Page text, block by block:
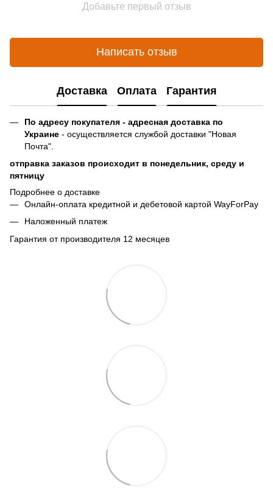
Добавьте первый отзыв
Написать отзыв
Доставка Оплата Гарантия
По адресу покупателя - адресная доставка по
Украине - осуществляется службой доставки "Новая
Почта".
отправка заказов происходит в понедельник, среду и
пятницу
Подробнее о доставке
Онлайн-оплата кредитной и дебетовой картой WayForPay
Наложенный платеж
Гарантия от производителя 12 месяцев